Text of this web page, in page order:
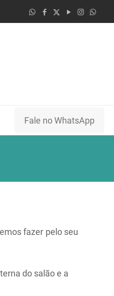
Fale no WhatsApp
fazer pelo seu
do salão e a